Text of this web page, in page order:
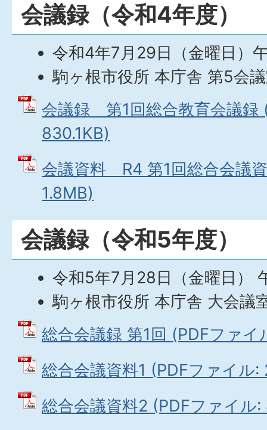
会議録（令和4年度）
令和4年7月29日（金曜日）
駒ヶ根市役所 本庁舎 第5会
会議録＿第1回総合教育会議録
830.1KB)
会議資料＿R4 第1回総合会議
1.8MB)
会議録（令和5年度）
令和5年7月28日（金曜日）
駒ヶ根市役所 本庁舎 大会議
総合会議録 第1回 (PDFファ
総合会議資料1 (PDFファイル:
総合会議資料2 (PDFファイル